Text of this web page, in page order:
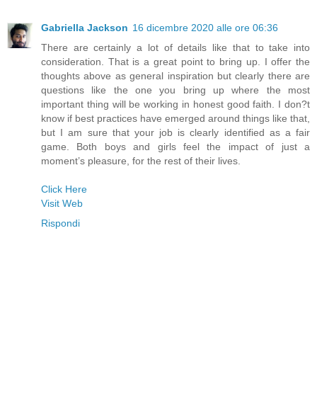
Gabriella Jackson 16 dicembre 2020 alle ore 06:36
There are certainly a lot of details like that to take into
consideration. That is a great point to bring up. I offer the
thoughts above as general inspiration but clearly there are
questions like the one you bring up where the most
important thing will be working in honest good faith. I don?t
know if best practices have emerged around things like that,
but I am sure that your job is clearly identified as a fair
game. Both boys and girls feel the impact of just a
moment’s pleasure, for the rest of their lives.
Click Here
Visit Web
Rispondi